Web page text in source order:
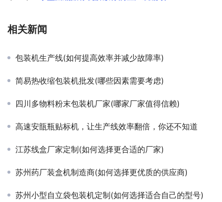
相关新闻
包装机生产线(如何提高效率并减少故障率)
简易热收缩包装机批发(哪些因素需要考虑)
四川多物料粉末包装机厂家(哪家厂家值得信赖)
高速安瓿瓶贴标机，让生产线效率翻倍，你还不知道
江苏线盒厂家定制(如何选择更合适的厂家)
苏州药厂装盒机制造商(如何选择更优质的供应商)
苏州小型自立袋包装机定制(如何选择适合自己的型号)